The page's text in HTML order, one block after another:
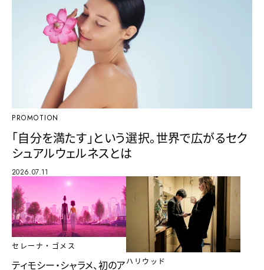
PROMOTION
「自分を満たす」という選択。世界で広がるセク
シュアルウェルネスとは
2026.07.11
セレーナ・ゴメス
ティモシー・シャラメ、初のアハリウッド